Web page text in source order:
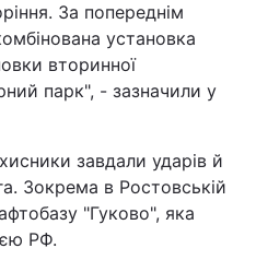
За попереднім
установка
вторинної
парк", - зазначили у
завдали ударів й
Зокрема в Ростовській
"Гуково", яка
РФ.